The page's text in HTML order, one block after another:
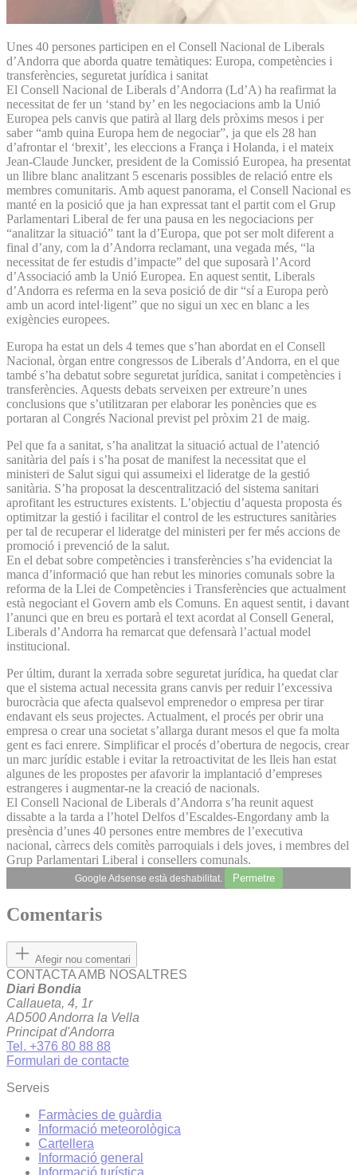
Unes 40 persones participen en el Consell Nacional de Liberals
d’Andorra que aborda quatre temàtiques: Europa, competències i
transferències, seguretat jurídica i sanitat
El Consell Nacional de Liberals d’Andorra (Ld’A) ha reafirmat la
necessitat de fer un ‘stand by’ en les negociacions amb la Unió
Europea pels canvis que patirà al llarg dels pròxims mesos i per
saber “amb quina Europa hem de negociar”, ja que els 28 han
d’afrontar el ‘brexit’, les eleccions a França i Holanda, i el mateix
Jean-Claude Juncker, president de la Comissió Europea, ha presentat
un llibre blanc analitzant 5 escenaris possibles de relació entre els
membres comunitaris. Amb aquest panorama, el Consell Nacional es
manté en la posició que ja han expressat tant el partit com el Grup
Parlamentari Liberal de fer una pausa en les negociacions per
“analitzar la situació” tant la d’Europa, que pot ser molt diferent a
final d’any, com la d’Andorra reclamant, una vegada més, “la
necessitat de fer estudis d’impacte” del que suposarà l’Acord
d’Associació amb la Unió Europea. En aquest sentit, Liberals
d’Andorra es referma en la seva posició de dir “sí a Europa però
amb un acord intel·ligent” que no sigui un xec en blanc a les
exigències europees.
Europa ha estat un dels 4 temes que s’han abordat en el Consell
Nacional, òrgan entre congressos de Liberals d’Andorra, en el que
també s’ha debatut sobre seguretat jurídica, sanitat i competències i
transferències. Aquests debats serveixen per extreure’n unes
conclusions que s’utilitzaran per elaborar les ponències que es
portaran al Congrés Nacional previst pel pròxim 21 de maig.
Pel que fa a sanitat, s’ha analitzat la situació actual de l’atenció
sanitària del país i s’ha posat de manifest la necessitat que el
ministeri de Salut sigui qui assumeixi el lideratge de la gestió
sanitària. S’ha proposat la descentralització del sistema sanitari
aprofitant les estructures existents. L’objectiu d’aquesta proposta és
optimitzar la gestió i facilitar el control de les estructures sanitàries
per tal de recuperar el lideratge del ministeri per fer més accions de
promoció i prevenció de la salut.
En el debat sobre competències i transferències s’ha evidenciat la
manca d’informació que han rebut les minories comunals sobre la
reforma de la Llei de Competències i Transferències que actualment
està negociant el Govern amb els Comuns. En aquest sentit, i davant
l’anunci que en breu es portarà el text acordat al Consell General,
Liberals d’Andorra ha remarcat que defensarà l’actual model
institucional.
Per últim, durant la xerrada sobre seguretat jurídica, ha quedat clar
que el sistema actual necessita grans canvis per reduir l’excessiva
burocràcia que afecta qualsevol emprenedor o empresa per tirar
endavant els seus projectes. Actualment, el procés per obrir una
empresa o crear una societat s’allarga durant mesos el que fa molta
gent es faci enrere. Simplificar el procés d’obertura de negocis, crear
un marc jurídic estable i evitar la retroactivitat de les lleis han estat
algunes de les propostes per afavorir la implantació d’empreses
estrangeres i augmentar-ne la creació de nacionals.
El Consell Nacional de Liberals d’Andorra s’ha reunit aquest
dissabte a la tarda a l’hotel Delfos d’Escaldes-Engordany amb la
presència d’unes 40 persones entre membres de l’executiva
nacional, càrrecs dels comitès parroquials i dels joves, i membres del
Grup Parlamentari Liberal i consellers comunals.
Google Adsense està deshabilitat. Permetre
Comentaris
Afegir nou comentari
CONTACTA AMB NOSALTRES
Diari Bondia
Callaueta, 4, 1r
AD500 Andorra la Vella
Principat d'Andorra
Tel. +376 80 88 88
Formulari de contacte
Serveis
Farmàcies de guàrdia
Informació meteorològica
Cartellera
Informació general